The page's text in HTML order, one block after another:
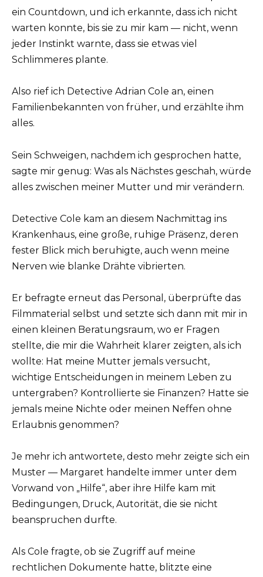
ein Countdown, und ich erkannte, dass ich nicht
warten konnte, bis sie zu mir kam — nicht, wenn
jeder Instinkt warnte, dass sie etwas viel
Schlimmeres plante.
Also rief ich Detective Adrian Cole an, einen
Familienbekannten von früher, und erzählte ihm
alles.
Sein Schweigen, nachdem ich gesprochen hatte,
sagte mir genug: Was als Nächstes geschah, würde
alles zwischen meiner Mutter und mir verändern.
Detective Cole kam an diesem Nachmittag ins
Krankenhaus, eine große, ruhige Präsenz, deren
fester Blick mich beruhigte, auch wenn meine
Nerven wie blanke Drähte vibrierten.
Er befragte erneut das Personal, überprüfte das
Filmmaterial selbst und setzte sich dann mit mir in
einen kleinen Beratungsraum, wo er Fragen
stellte, die mir die Wahrheit klarer zeigten, als ich
wollte: Hat meine Mutter jemals versucht,
wichtige Entscheidungen in meinem Leben zu
untergraben? Kontrollierte sie Finanzen? Hatte sie
jemals meine Nichte oder meinen Neffen ohne
Erlaubnis genommen?
Je mehr ich antwortete, desto mehr zeigte sich ein
Muster — Margaret handelte immer unter dem
Vorwand von „Hilfe“, aber ihre Hilfe kam mit
Bedingungen, Druck, Autorität, die sie nicht
beanspruchen durfte.
Als Cole fragte, ob sie Zugriff auf meine
rechtlichen Dokumente hatte, blitzte eine